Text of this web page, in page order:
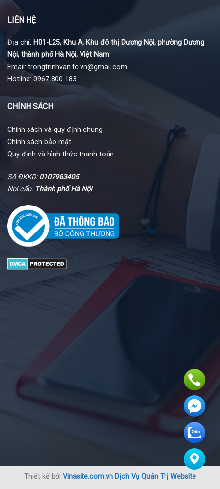
LIÊN HỆ
Địa chỉ: H01-L25, Khu A, Khu đô thị Dương Nội, phường Dương
Nội, thành phố Hà Nội, Việt Nam
Email: trongtrinhvan.tc.vn@gmail.com
Hotline: 0967 800 183
CHÍNH SÁCH
Chính sách và quy định chung
Chính sách bảo mật
Quy định và hình thức thanh toán
Số ĐKKD:0107963405
Nơi cấp: Thành phố Hà Nội
Thiết kế bởi Vinasite.com.vn Dịch Vụ Quản Trị Website